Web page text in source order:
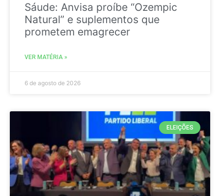
Sáude: Anvisa proíbe “Ozempic
Natural” e suplementos que
prometem emagrecer
VER MATÉRIA »
6 de agosto de 2026
ELEIÇÕES